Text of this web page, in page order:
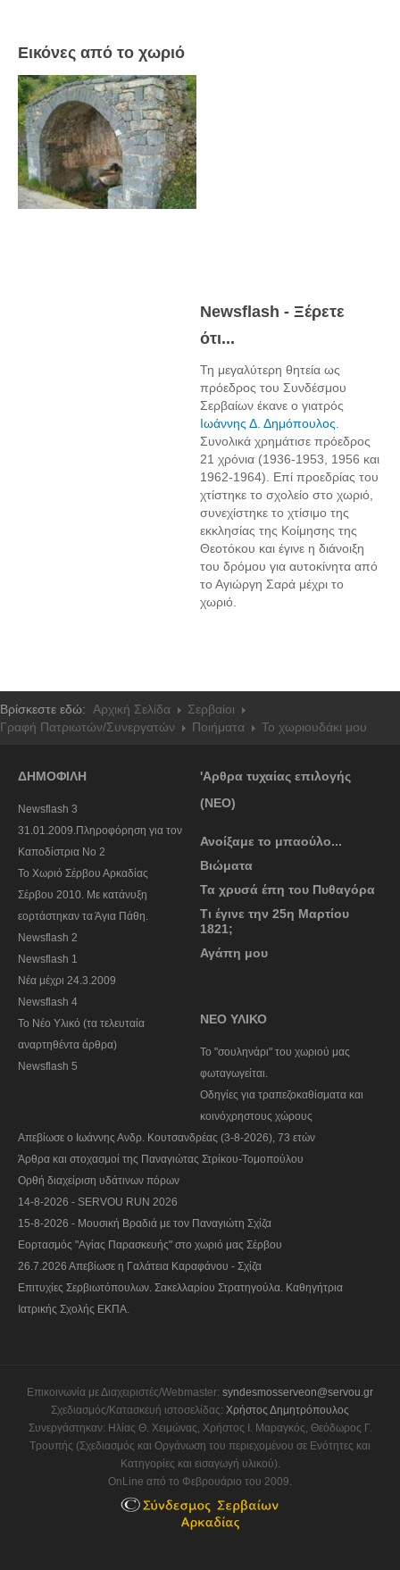
Εικόνες από το χωριό
Newsflash - Ξέρετε
ότι...
Τη μεγαλύτερη θητεία ως
πρόεδρος του Συνδέσμου
Σερβαίων έκανε ο γιατρός
Ιωάννης Δ. Δημόπουλος.
Συνολικά χρημάτισε πρόεδρος
21 χρόνια (1936-1953, 1956 και
1962-1964). Επί προεδρίας του
χτίστηκε το σχολείο στο χωριό,
συνεχίστηκε το χτίσιμο της
εκκλησίας της Κοίμησης της
Θεοτόκου και έγινε η διάνοιξη
του δρόμου για αυτοκίνητα από
το Αγιώργη Σαρά μέχρι το
χωριό.
Βρίσκεστε εδώ: Αρχική Σελίδα
Σερβαίοι
Γραφή Πατριωτών/Συνεργατών
Ποιήματα Το χωριουδάκι μου
ΔΗΜΟΦΙΛΗ
Newsflash 3
31.01.2009.Πληροφόρηση για τον
Καποδίστρια Νο 2
To Χωριό Σέρβου Αρκαδίας
Σέρβου 2010. Με κατάνυξη
εορτάστηκαν τα Άγια Πάθη.
Newsflash 2
Newsflash 1
Nέα μέχρι 24.3.2009
Newsflash 4
Το Νέο Υλικό (τα τελευταία
αναρτηθέντα άρθρα)
Newsflash 5
'Αρθρα τυχαίας επιλογής
(ΝΕΟ)
Ανοίξαμε το μπαούλο...
Βιώματα
Τα χρυσά έπη του Πυθαγόρα
Τι έγινε την 25η Μαρτίου
1821;
Αγάπη μου
ΝΕΟ ΥΛΙΚΟ
To "σουληνάρι" του χωριού μας
φωταγωγείται.
Οδηγίες για τραπεζοκαθίσματα και
κοινόχρηστους χώρους
Απεβίωσε ο Ιωάννης Ανδρ. Κουτσανδρέας (3-8-2026), 73 ετών
Άρθρα και στοχασμοί της Παναγιώτας Στρίκου-Τομοπούλου
Ορθή διαχείριση υδάτινων πόρων
14-8-2026 - SERVOU RUN 2026
15-8-2026 - Μουσική Βραδιά με τον Παναγιώτη Σχίζα
Εορτασμός "Αγίας Παρασκευής" στο χωριό μας Σέρβου
26.7.2026 Απεβίωσε η Γαλάτεια Καραφάνου - Σχίζα
Επιτυχίες Σερβιωτόπουλων. Σακελλαρίου Στρατηγούλα. Καθηγήτρια
Ιατρικής Σχολής ΕΚΠΑ.
Επικοινωνία με Διαχειριστές/Webmaster: syndesmosserveon@servou.gr
Σχεδιασμός/Κατασκευή ιστοσελίδας: Χρήστος Δημητρόπουλος
Συνεργάστηκαν: Ηλίας Θ. Χειμώνας, Χρήστος Ι. Μαραγκός, Θεόδωρος Γ.
Τρουπής (Σχεδιασμός και Οργάνωση του περιεχομένου σε Ενότητες και
Κατηγορίες και εισαγωγή υλικού).
OnLine από το Φεβρουάριο του 2009.